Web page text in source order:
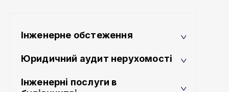
Інженерне обстеження
Юридичний аудит нерухомості
Інженерні послуги в